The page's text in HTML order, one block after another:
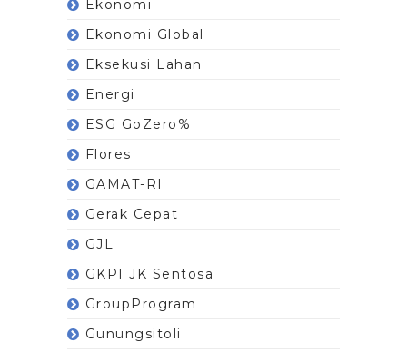
Ekonomi
Ekonomi Global
Eksekusi Lahan
Energi
ESG GoZero%
Flores
GAMAT-RI
Gerak Cepat
GJL
GKPI JK Sentosa
GroupProgram
Gunungsitoli